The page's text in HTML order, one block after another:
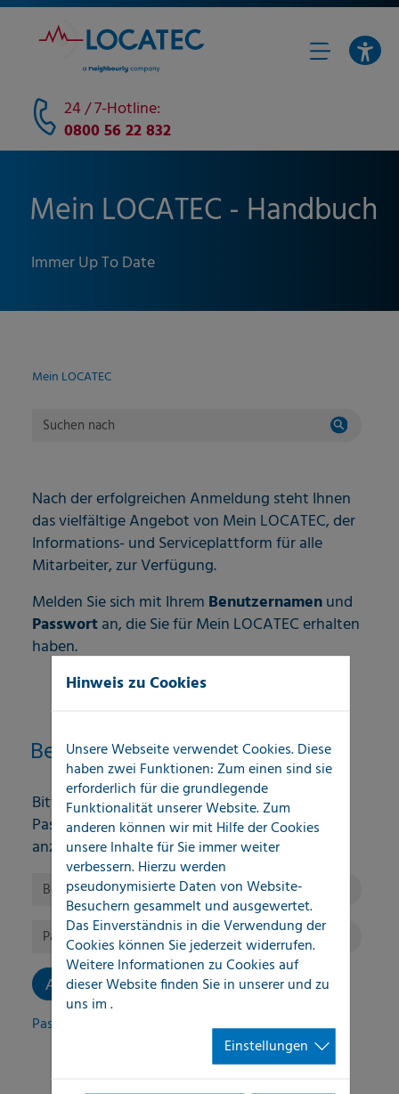
24 / 7-Hotline:
0800 56 22 832
Mein LOCATEC - Handbuch
Immer Up To Date
Mein LOCATEC
Suchen nach
Nach der erfolgreichen Anmeldung steht Ihnen
das vielfältige Angebot von Mein LOCATEC, der
Informations- und Serviceplattform für alle
Mitarbeiter, zur Verfügung.
Melden Sie sich mit Ihrem Benutzernamenund
Passwortan, die Sie für Mein LOCATEC erhalten
haben.
Benutzeranmeldung
Bitte geben Sie Ihren Benutzernamen und Ihr
Passwort ein, um sich an der Website
anzumelden.
Anmelden
Benutzername:
Passwort:
Passwort vergessen?
Hinweis zu Cookies
Unsere Webseite verwendet Cookies. Diese
haben zwei Funktionen: Zum einen sind sie
erforderlich für die grundlegende
Funktionalität unserer Website. Zum
anderen können wir mit Hilfe der Cookies
unsere Inhalte für Sie immer weiter
verbessern. Hierzu werden
pseudonymisierte Daten von Website-
Besuchern gesammelt und ausgewertet.
Das Einverständnis in die Verwendung der
Cookies können Sie jederzeit widerrufen.
Weitere Informationen zu Cookies auf
dieser Website finden Sie in unsererund zu
uns im.
Einstellungen